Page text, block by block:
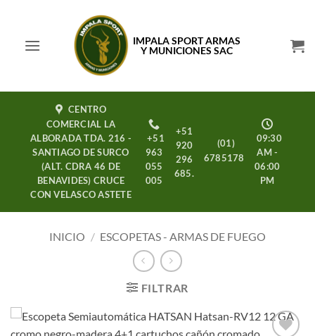
contenido
IMPALA SPORT ARMAS
Y MUNICIONES SAC
CENTRO
COMERCIAL LA
ALBORADA TDA. 216 -
SANTIAGO DE SURCO
(ALT. CDRA 46 DE
BENAVIDES) CRUCE
CON VELASCO ASTETE
09:30
AM -
06:00
PM
+51
963
055
005
+51
920
296
685.
(01)
6785178
INICIO / ESCOPETAS - ARMAS DE FUEGO
FILTRAR